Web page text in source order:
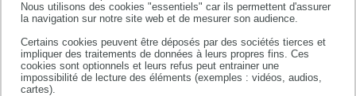
Nous utilisons des cookies "essentiels" car ils permettent d'assurer
la navigation sur notre site web et de mesurer son audience.
Certains cookies peuvent être déposés par des sociétés tierces et
impliquer des traitements de données à leurs propres fins. Ces
cookies sont optionnels et leurs refus peut entrainer une
impossibilité de lecture des éléments (exemples : vidéos, audios,
cartes).
4 – TÉLÉCHARGEZ VOTRE CERTIFICAT DE
SCOLARITÉ
5 – MISE À JOUR DE VOTRE CARTE ÉTUDIANTE